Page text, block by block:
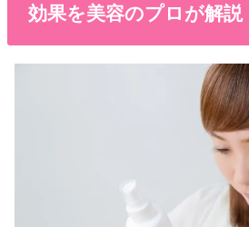
効果を美容のプロが解説